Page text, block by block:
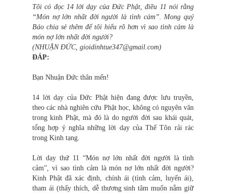
Tôi có đọc 14 lời dạy của Đức Phật, điều 11 nói rằng
“Món nợ lớn nhất đời người là tình cảm”. Mong quý
Báo chia sẻ thêm để tôi hiểu rõ hơn vì sao tình cảm là
món nợ lớn nhất đời người?
(NHUẬN ĐỨC, gioidinhtue347@gmail.com)
ĐÁP:
Bạn Nhuận Đức thân mến!
14 lời dạy của Đức Phật hiện đang được lưu truyền,
theo các nhà nghiên cứu Phật học, không có nguyên văn
trong kinh Phật, mà đó là do người đời sau khái quát,
tổng hợp ý nghĩa những lời dạy của Thế Tôn rải rác
trong Kinh tạng.
Lời dạy thứ 11 “Món nợ lớn nhất đời người là tình
cảm”, vì sao tình cảm là món nợ lớn nhất đời người?
Kinh Phật đã xác định, chính ái (tình cảm, luyến ái),
tham ái (thấy thích, dễ thương sinh tâm muốn nắm giữ